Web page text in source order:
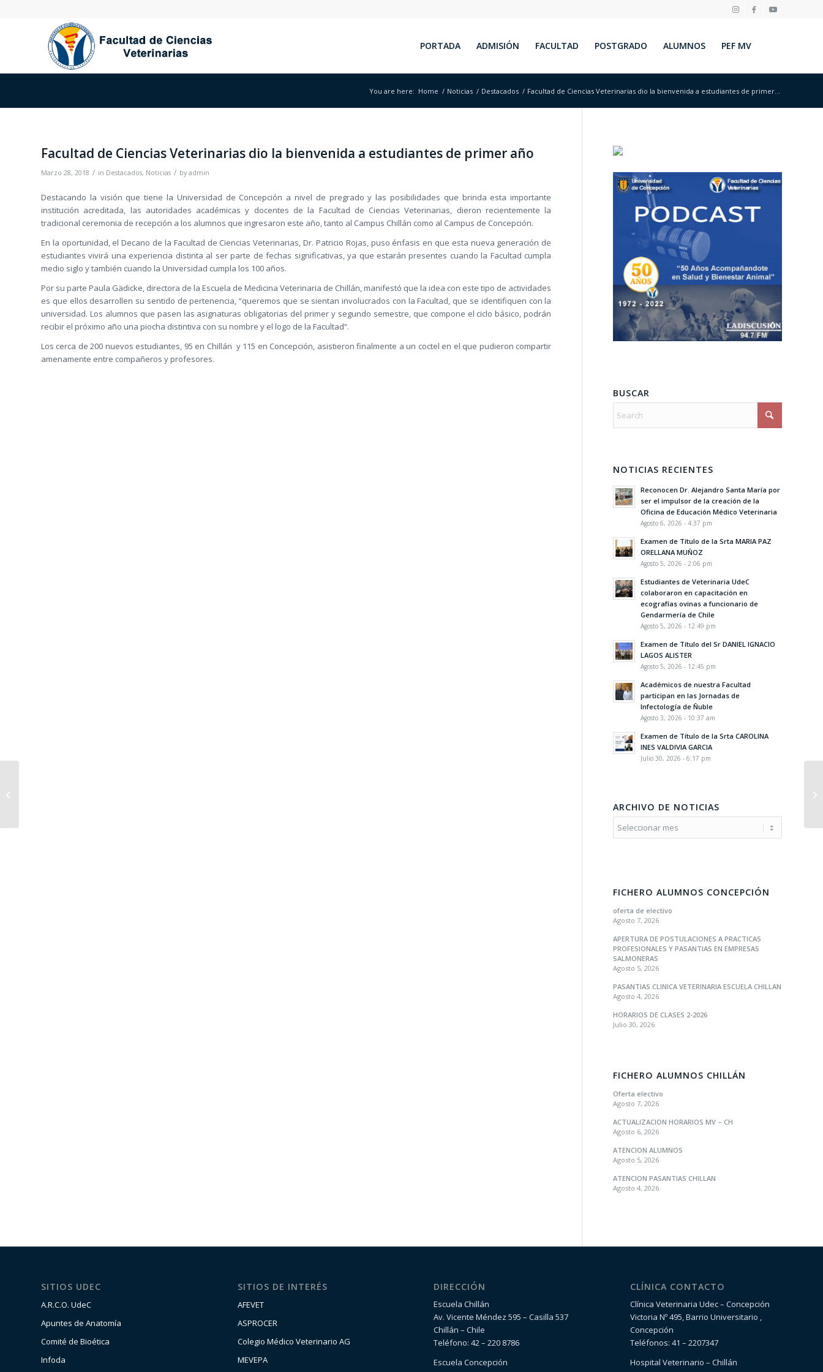
PORTADA ADMISIÓN FACULTAD POSTGRADO ALUMNOS PEF MV
You are here: Home / Noticias / Destacados / Facultad de Ciencias Veterinarias dio la bienvenida a estudiantes de primer...
Facultad de Ciencias Veterinarias dio la bienvenida a estudiantes de primer año
Marzo 28, 2018 / in Destacados, Noticias / by admin
Destacando la visión que tiene la Universidad de Concepción a nivel de pregrado y las posibilidades que brinda esta importante
institución acreditada, las autoridades académicas y docentes de la Facultad de Ciencias Veterinarias, dieron recientemente la
tradicional ceremonia de recepción a los alumnos que ingresaron este año, tanto al Campus Chillán como al Campus de Concepción.
En la oportunidad, el Decano de la Facultad de Ciencias Veterinarias, Dr. Patricio Rojas, puso énfasis en que esta nueva generación de
estudiantes vivirá una experiencia distinta al ser parte de fechas significativas, ya que estarán presentes cuando la Facultad cumpla
medio siglo y también cuando la Universidad cumpla los 100 años.
Por su parte Paula Gädicke, directora de la Escuela de Medicina Veterinaria de Chillán, manifestó que la idea con este tipo de actividades
es que ellos desarrollen su sentido de pertenencia, “queremos que se sientan involucrados con la Facultad, que se identifiquen con la
universidad. Los alumnos que pasen las asignaturas obligatorias del primer y segundo semestre, que compone el ciclo básico, podrán
recibir el próximo año una piocha distintiva con su nombre y el logo de la Facultad”.
Los cerca de 200 nuevos estudiantes, 95 en Chillán y 115 en Concepción, asistieron finalmente a un coctel en el que pudieron compartir
amenamente entre compañeros y profesores.
BUSCAR
NOTICIAS RECIENTES
Reconocen Dr. Alejandro Santa María por
ser el impulsor de la creación de la
Oficina de Educación Médico Veterinaria
Agosto 6, 2026 - 4:37 pm
Examen de Título de la Srta MARIA PAZ
ORELLANA MUÑOZ
Agosto 5, 2026 - 2:06 pm
Estudiantes de Veterinaria UdeC
colaboraron en capacitación en
ecografías ovinas a funcionario de
Gendarmería de Chile
Agosto 5, 2026 - 12:49 pm
Examen de Título del Sr DANIEL IGNACIO
LAGOS ALISTER
Agosto 5, 2026 - 12:45 pm
Académicos de nuestra Facultad
participan en las Jornadas de
Infectología de Ñuble
Agosto 3, 2026 - 10:37 am
Examen de Título de la Srta CAROLINA
INES VALDIVIA GARCIA
Julio 30, 2026 - 6:17 pm
ARCHIVO DE NOTICIAS
FICHERO ALUMNOS CONCEPCIÓN
oferta de electivo
Agosto 7, 2026
APERTURA DE POSTULACIONES A PRACTICAS
PROFESIONALES Y PASANTIAS EN EMPRESAS
SALMONERAS
Agosto 5, 2026
PASANTIAS CLINICA VETERINARIA ESCUELA CHILLAN
Agosto 4, 2026
HORARIOS DE CLASES 2-2026
Julio 30, 2026
FICHERO ALUMNOS CHILLÁN
Oferta electivo
Agosto 7, 2026
ACTUALIZACION HORARIOS MV – CH
Agosto 6, 2026
ATENCION ALUMNOS
Agosto 5, 2026
ATENCION PASANTIAS CHILLAN
Agosto 4, 2026
SITIOS UDEC
A.R.C.O. UdeC
Apuntes de Anatomía
Comité de Bioética
Infoda
SITIOS DE INTERÉS
AFEVET
ASPROCER
Colegio Médico Veterinario AG
MEVEPA
DIRECCIÓN
Escuela Chillán
Av. Vicente Méndez 595 – Casilla 537
Chillán – Chile
Teléfono: 42 – 220 8786
Escuela Concepción
CLÍNICA CONTACTO
Clínica Veterinaria Udec – Concepción
Victoria Nº 495, Barrio Universitario ,
Concepción
Teléfonos: 41 – 2207347
Hospital Veterinario – Chillán